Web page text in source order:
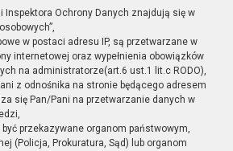
Inspektora Ochrony Danych znajdują się w
w postaci adresu IP, są przetwarzane w
internetowej oraz wypełnienia obowiązków
na administratorze(art.6 ust.1 lit.c RODO),
z odnośnika na stronie będącego adresem
się Pan/Pani na przetwarzanie danych w
przekazywane organom państwowym,
(Policja, Prokuratura, Sąd) lub organom